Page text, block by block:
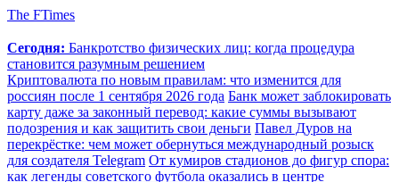
The FTimes
Сегодня: Банкротство физических лиц: когда процедура
становится разумным решением
Криптовалюта по новым правилам: что изменится для
россиян после 1 сентября 2026 года Банк может заблокировать
карту даже за законный перевод: какие суммы вызывают
подозрения и как защитить свои деньги Павел Дуров на
перекрёстке: чем может обернуться международный розыск
для создателя Telegram От кумиров стадионов до фигур спора:
как легенды советского футбола оказались в центре